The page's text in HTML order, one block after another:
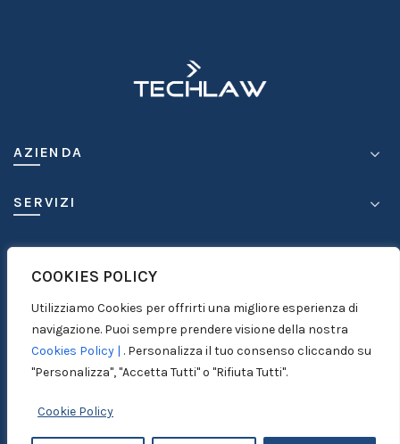
COOKIES POLICY
Utilizziamo Cookies per offrirti una migliore esperienza di
navigazione. Puoi sempre prendere visione della nostra
Cookies Policy | . Personalizza il tuo consenso cliccando su
"Personalizza", "Accetta Tutti" o "Rifiuta Tutti".
Cookie Policy
AZIENDA
SERVIZI
COMPETENZE
MEDIA
CONTATTI